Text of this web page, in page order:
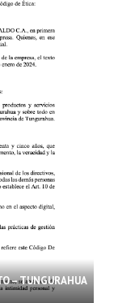
– TUNGURAHUA